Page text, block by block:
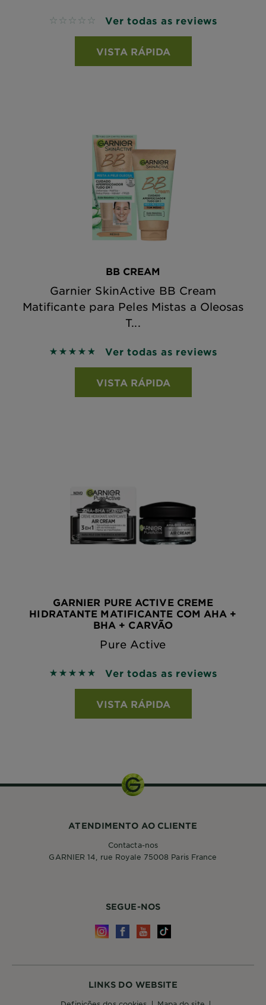
No reviews Ver todas as reviews
VISTA RÁPIDA
BB CREAM
Garnier SkinActive BB Cream
Matificante para Peles Mistas a Oleosas
T...
4.8 out of 5 stars based on reviews
Ver todas as reviews
VISTA RÁPIDA
GARNIER PURE ACTIVE CREME
HIDRATANTE MATIFICANTE COM AHA +
BHA + CARVÃO
Pure Active
5 out of 5 stars based on reviews
Ver todas as reviews
VISTA RÁPIDA
LINKS DO WEBSITE
SEGUE-NOS
ATENDIMENTO AO CLIENTE
Contacta-nos
GARNIER 14, rue Royale 75008 Paris France